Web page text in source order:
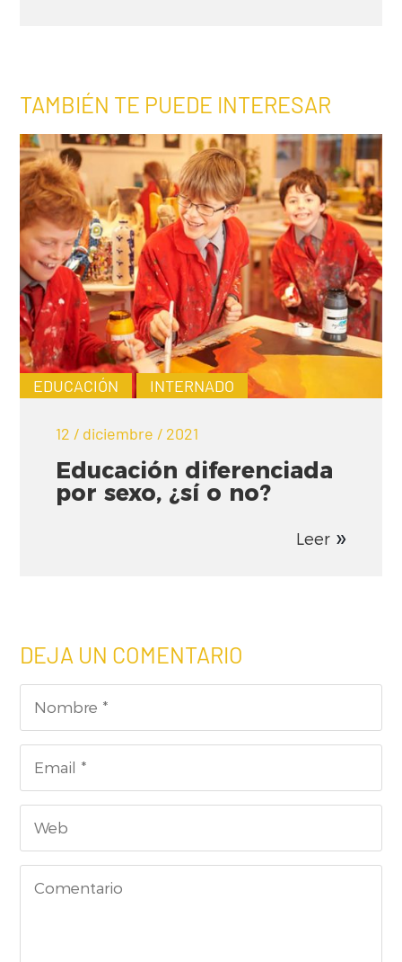
TAMBIÉN TE PUEDE INTERESAR
EDUCACIÓN INTERNADO
12 / diciembre / 2021
Educación diferenciada
por sexo, ¿sí o no?
Leer
DEJA UN COMENTARIO